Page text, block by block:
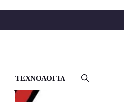
ΤΕΧΝΟΛΟΓΙΑ